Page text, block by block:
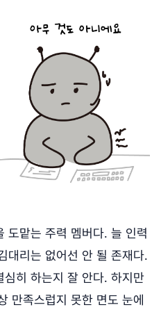
도맡는 주력 멤버다. 늘 인력
대리는 없어선 안 될 존재다.
히 하는지 잘 안다. 하지만
만족스럽지 못한 면도 눈에